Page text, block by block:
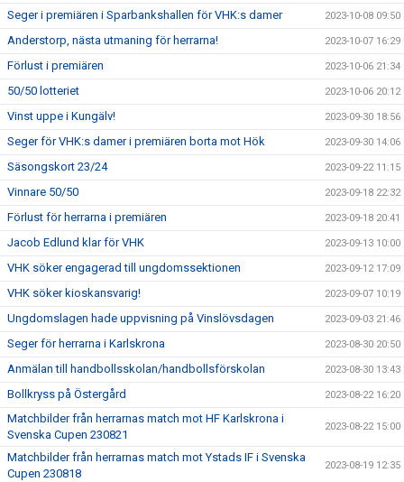
Seger i premiären i Sparbankshallen för VHK:s damer 2023-10-08 09:50
Anderstorp, nästa utmaning för herrarna! 2023-10-07 16:29
Förlust i premiären 2023-10-06 21:34
50/50 lotteriet 2023-10-06 20:12
Vinst uppe i Kungälv! 2023-09-30 18:56
Seger för VHK:s damer i premiären borta mot Hök 2023-09-30 14:06
Säsongskort 23/24 2023-09-22 11:15
Vinnare 50/50 2023-09-18 22:32
Förlust för herrarna i premiären 2023-09-18 20:41
Jacob Edlund klar för VHK 2023-09-13 10:00
VHK söker engagerad till ungdomssektionen 2023-09-12 17:09
VHK söker kioskansvarig! 2023-09-07 10:19
Ungdomslagen hade uppvisning på Vinslövsdagen 2023-09-03 21:46
Seger för herrarna i Karlskrona 2023-08-30 20:50
Anmälan till handbollsskolan/handbollsförskolan 2023-08-30 13:43
Bollkryss på Östergård 2023-08-22 16:20
Matchbilder från herrarnas match mot HF Karlskrona i
Svenska Cupen 230821
2023-08-22 15:00
Matchbilder från herrarnas match mot Ystads IF i Svenska
Cupen 230818
2023-08-19 12:35